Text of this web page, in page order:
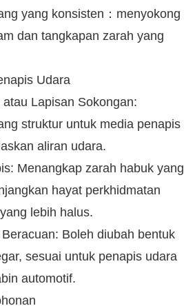
yang konsisten：menyokong
dan tangkapan zarah yang
Udara
Lapisan Sokongan:
struktur untuk media penapis
aliran udara.
Menangkap zarah habuk yang
hayat perkhidmatan
lebih halus.
Boleh diubah bentuk
sesuai untuk penapis udara
automotif.